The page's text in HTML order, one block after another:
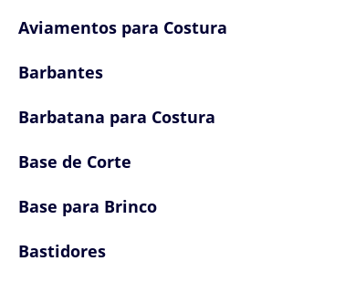
Aviamentos para Costura
Barbantes
Barbatana para Costura
Base de Corte
Base para Brinco
Bastidores